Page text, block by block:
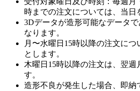
時までの注文については、当日
3Dデータが造形可能なデータ
なります。
月〜水曜日15時以降の注文につ
とします。
木曜日15時以降の注文は、翌週
す。
造形不良が発生した場合、即納